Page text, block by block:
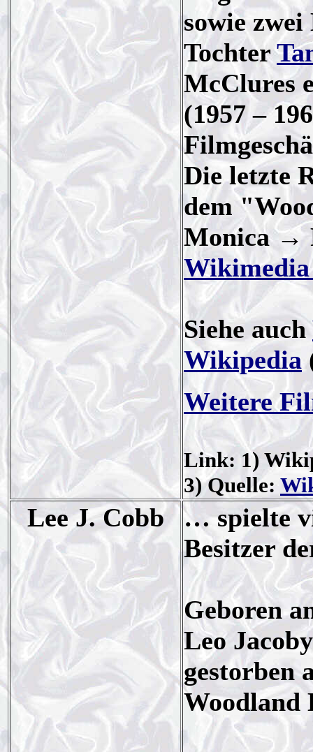
sowie
Tochter
McClures
(1957 –
Die letzte
dem
Monica →
Siehe auch
Wikipedia
Weitere
Link: 1)
3) Quelle:
Lee J. Cobb
… spielte
Besitzer
Geboren
Leo
gestorben